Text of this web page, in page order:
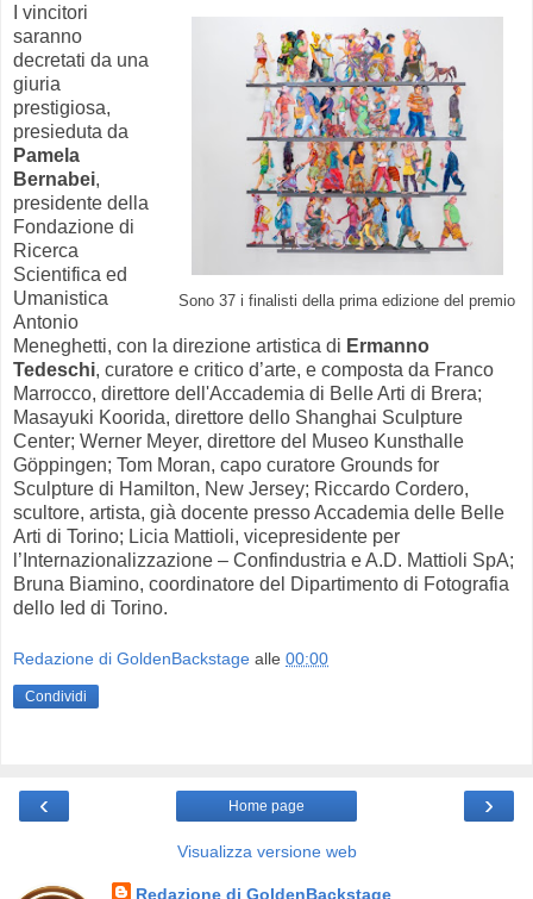
Sono 37 i finalisti della prima edizione del premio
I vincitori
saranno
decretati da una
giuria
prestigiosa,
presieduta da
Pamela
Bernabei,
presidente della
Fondazione di
Ricerca
Scientifica ed
Umanistica
Antonio
Meneghetti, con la direzione artistica di Ermanno
Tedeschi, curatore e critico d’arte, e composta da Franco
Marrocco, direttore dell'Accademia di Belle Arti di Brera;
Masayuki Koorida, direttore dello Shanghai Sculpture
Center; Werner Meyer, direttore del Museo Kunsthalle
Göppingen; Tom Moran, capo curatore Grounds for
Sculpture di Hamilton, New Jersey; Riccardo Cordero,
scultore, artista, già docente presso Accademia delle Belle
Arti di Torino; Licia Mattioli, vicepresidente per
l’Internazionalizzazione – Confindustria e A.D. Mattioli SpA;
Bruna Biamino, coordinatore del Dipartimento di Fotografia
dello Ied di Torino.
Redazione di GoldenBackstage alle 00:00
Condividi
‹ ›
Home page
Visualizza versione web
Redazione di GoldenBackstage